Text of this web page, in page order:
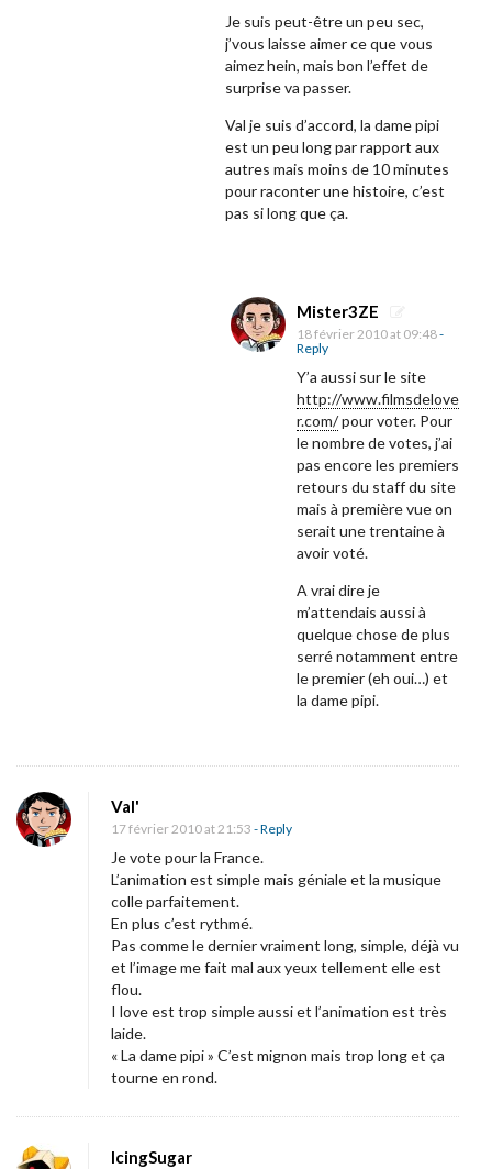
Je suis peut-être un peu sec,
j’vous laisse aimer ce que vous
aimez hein, mais bon l’effet de
surprise va passer.
Val je suis d’accord, la dame pipi
est un peu long par rapport aux
autres mais moins de 10 minutes
pour raconter une histoire, c’est
pas si long que ça.
Mister3ZE
18 février 2010 at 09:48-
Reply
Y’a aussi sur le site
http://www.filmsdelove
r.com/pour voter. Pour
le nombre de votes, j’ai
pas encore les premiers
retours du staff du site
mais à première vue on
serait une trentaine à
avoir voté.
A vrai dire je
m’attendais aussi à
quelque chose de plus
serré notamment entre
le premier (eh oui…) et
la dame pipi.
Val'
17 février 2010 at 21:53 - Reply
Je vote pour la France.
L’animation est simple mais géniale et la musique
colle parfaitement.
En plus c’est rythmé.
Pas comme le dernier vraiment long, simple, déjà vu
et l’image me fait mal aux yeux tellement elle est
flou.
I love est trop simple aussi et l’animation est très
laide.
« La dame pipi » C’est mignon mais trop long et ça
tourne en rond.
IcingSugar